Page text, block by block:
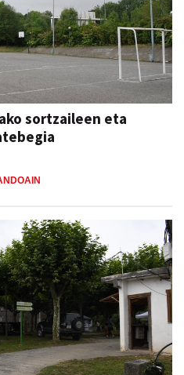
sortzaileen eta